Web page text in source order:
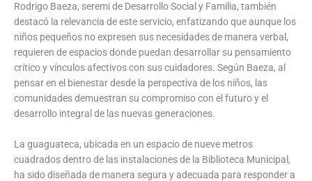
Rodrigo Baeza, seremi de Desarrollo Social y Familia, también
destacó la relevancia de este servicio, enfatizando que aunque los
niños pequeños no expresen sus necesidades de manera verbal,
requieren de espacios donde puedan desarrollar su pensamiento
crítico y vínculos afectivos con sus cuidadores. Según Baeza, al
pensar en el bienestar desde la perspectiva de los niños, las
comunidades demuestran su compromiso con el futuro y el
desarrollo integral de las nuevas generaciones.
La guaguateca, ubicada en un espacio de nueve metros
cuadrados dentro de las instalaciones de la Biblioteca Municipal,
ha sido diseñada de manera segura y adecuada para responder a